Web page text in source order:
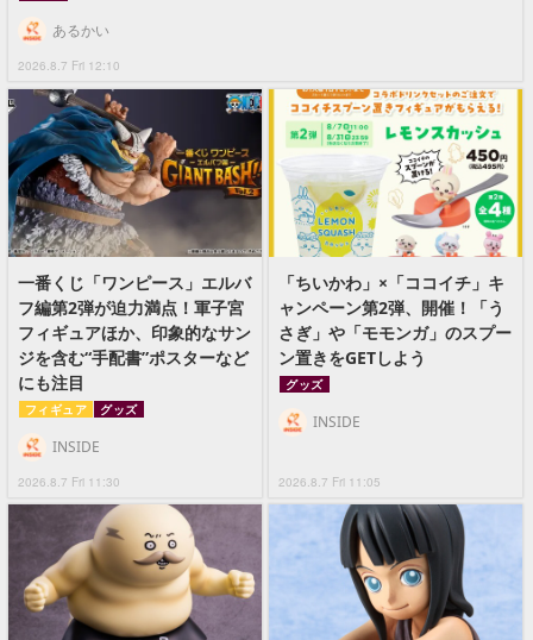
2026.8.7 Fri 12:10
あるかい
一番くじ「ワンピース」エルバ
フ編第2弾が迫力満点！軍子宮
フィギュアほか、印象的なサン
ジを含む“手配書”ポスターなど
にも注目
フィギュア グッズ
2026.8.7 Fri 11:30
INSIDE
「ちいかわ」×「ココイチ」キ
ャンペーン第2弾、開催！「う
さぎ」や「モモンガ」のスプー
ン置きをGETしよう
グッズ
2026.8.7 Fri 11:05
INSIDE